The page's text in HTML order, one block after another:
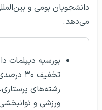
دانشجویان بومی و
می‌دهد.
بورسیه دیپلمات
تخفیف
رشته‌های
ورزشی و